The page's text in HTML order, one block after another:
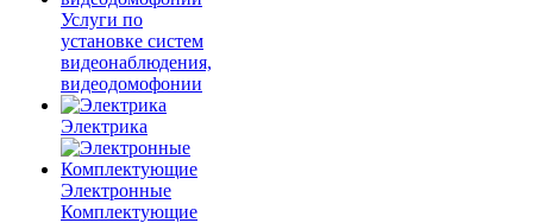
Услуги по
установке систем
видеонаблюдения,
видеодомофонии
Электрика
Электронные
Комплектующие